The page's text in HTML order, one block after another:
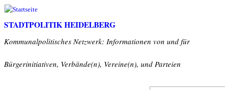
Direkt zum Inhalt
STADTPOLITIK HEIDELBERG
Kommunalpolitisches Netzwerk: Informationen von und für
Bürgerinitiativen, Verbände(n), Vereine(n), und Parteien